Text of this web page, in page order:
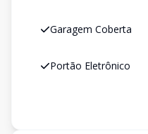
Garagem Coberta
Portão Eletrônico